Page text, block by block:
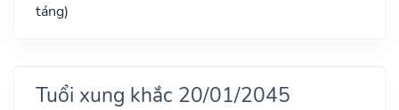
táng)
Tuổi xung khắc 20/01/2045